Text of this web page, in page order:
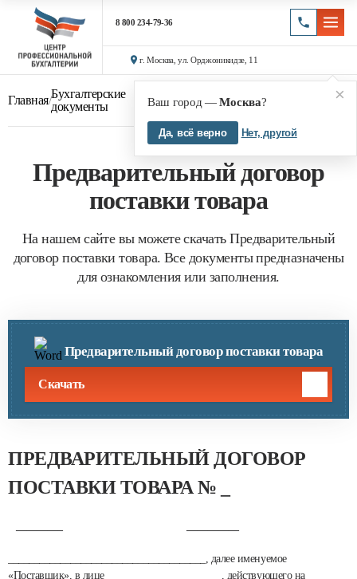
8 800 234-79-36
г. Москва, ул. Орджоникидзе, 11
×
Ваш город —Москва?
Да, всё верно Нет, другой
Главная/Бухгалтерские
документы
/поставки товара
Предварительный договор
поставки товара
На нашем сайте вы можете скачать Предварительный
договор поставки товара. Все документы предназначены
для ознакомления или заполнения.
Предварительный договор поставки товара
Скачать
ПРЕДВАРИТЕЛЬНЫЙ ДОГОВОР
ПОСТАВКИ ТОВАРА №
______________________________________, далее именуемое
«Поставщик», в лице ______________________, действующего на